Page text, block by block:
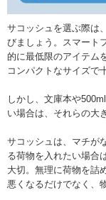
サコッシュを選ぶ際は
びましょう。スマート
的に最低限のアイテム
コンパクトなサイズで
しかし、文庫本や
い場合は、それらの大
サコッシュは、マチが
る荷物を入れたい場合
大切。無理に荷物を詰
悪くなるだけでなく、